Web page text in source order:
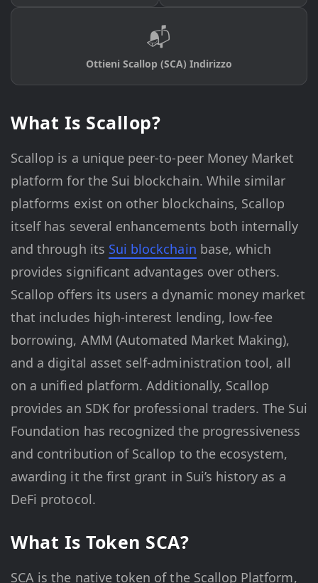
📬
Ottieni Scallop (SCA) Indirizzo
What Is Scallop?
Scallop is a unique peer-to-peer Money Market
platform for the Sui blockchain. While similar
platforms exist on other blockchains, Scallop
itself has several enhancements both internally
and through its Sui blockchain base, which
provides significant advantages over others.
Scallop offers its users a dynamic money market
that includes high-interest lending, low-fee
borrowing, AMM (Automated Market Making),
and a digital asset self-administration tool, all
on a unified platform. Additionally, Scallop
provides an SDK for professional traders. The Sui
Foundation has recognized the progressiveness
and contribution of Scallop to the ecosystem,
awarding it the first grant in Sui’s history as a
DeFi protocol.
What Is Token SCA?
SCA is the native token of the Scallop Platform,